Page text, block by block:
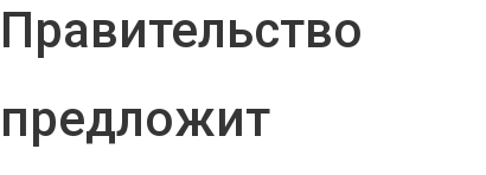
Правительство
предложит